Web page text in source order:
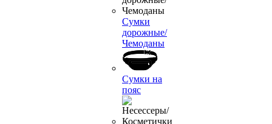
Сумки
дорожные/
Чемоданы
Сумки на
пояс